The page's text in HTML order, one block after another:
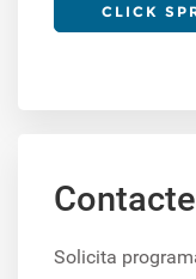
CLICK
Solicita